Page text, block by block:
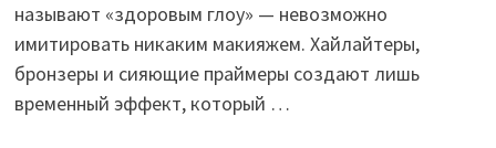
называют «здоровым глоу» — невозможно
имитировать никаким макияжем. Хайлайтеры,
бронзеры и сияющие праймеры создают лишь
временный эффект, который …